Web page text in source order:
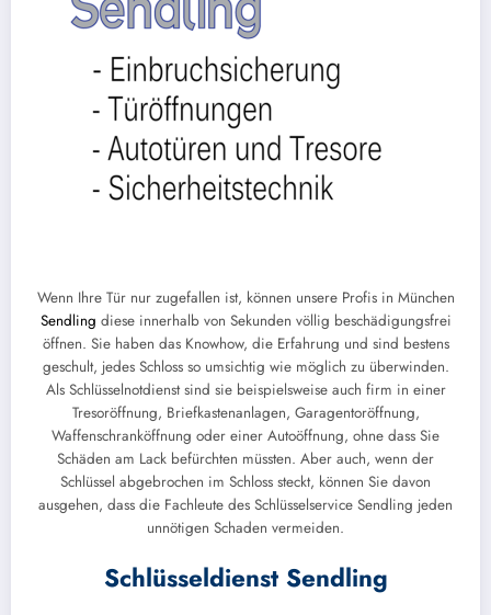
Wenn Ihre Tür nur zugefallen ist, können unsere Profis in München
Sendling diese innerhalb von Sekunden völlig beschädigungsfrei
öffnen. Sie haben das Knowhow, die Erfahrung und sind bestens
geschult, jedes Schloss so umsichtig wie möglich zu überwinden.
Als Schlüsselnotdienst sind sie beispielsweise auch firm in einer
Tresoröffnung, Briefkastenanlagen, Garagentoröffnung,
Waffenschranköffnung oder einer Autoöffnung, ohne dass Sie
Schäden am Lack befürchten müssten. Aber auch, wenn der
Schlüssel abgebrochen im Schloss steckt, können Sie davon
ausgehen, dass die Fachleute des Schlüsselservice Sendling jeden
unnötigen Schaden vermeiden.
Schlüsseldienst Sendling